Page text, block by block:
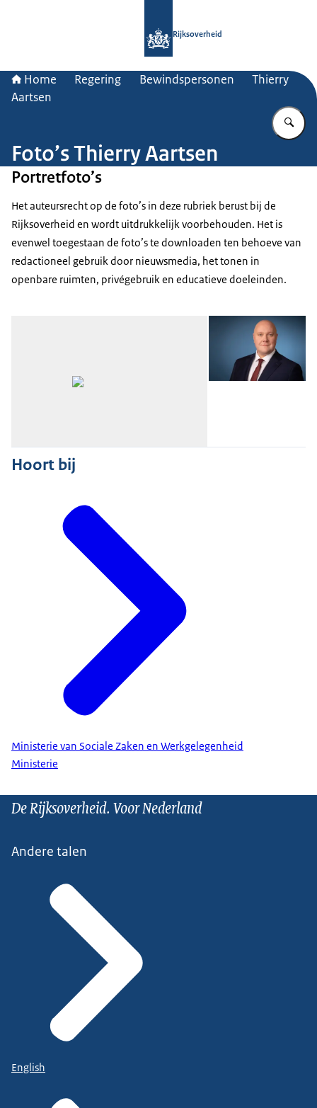
Rijksoverheid
Home Regering Bewindspersonen
Thierry
Aartsen
Foto’s Thierry Aartsen
Portretfoto’s
Het auteursrecht op de foto’s in deze rubriek berust bij de
Rijksoverheid en wordt uitdrukkelijk voorbehouden. Het is
evenwel toegestaan de foto’s te downloaden ten behoeve van
redactioneel gebruik door nieuwsmedia, het tonen in
openbare ruimten, privégebruik en educatieve doeleinden.
Open de galerij in vergrote weergave
Hoort bij
Ministerie van Sociale Zaken en Werkgelegenheid
Ministerie
De Rijksoverheid. Voor Nederland
Andere talen
English